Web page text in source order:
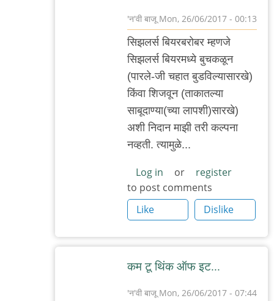
'न'वी बाजू Mon, 26/06/2017 - 00:13
In
reply
सिझलर्स
ताकाबरोबर
म्हणजे
आदूबाळ
सिझलर्स बियरबरोबर म्हणजे
सिझलर्स बियरमध्ये बुचकळून
(पारले-जी चहात बुडविल्यासारखे)
किंवा शिजवून (ताकातल्या
साबूदाण्या(च्या लापशी)सारखे)
अशी निदान माझी तरी कल्पना
नव्हती. त्यामुळे...
Log in or
register
to post comments
Like
Dislike
कम टू थिंक ऑफ इट...
'न'वी बाजू Mon, 26/06/2017 - 07:44